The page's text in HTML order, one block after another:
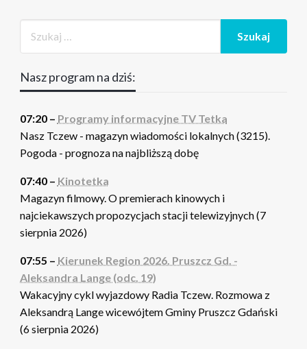
Nasz program na dziś:
07:20 – Programy informacyjne TV Tetka
Nasz Tczew - magazyn wiadomości lokalnych (3215).
Pogoda - prognoza na najbliższą dobę
07:40 – Kinotetka
Magazyn filmowy. O premierach kinowych i
najciekawszych propozycjach stacji telewizyjnych (7
sierpnia 2026)
07:55 – Kierunek Region 2026. Pruszcz Gd. -
Aleksandra Lange (odc. 19)
Wakacyjny cykl wyjazdowy Radia Tczew. Rozmowa z
Aleksandrą Lange wicewójtem Gminy Pruszcz Gdański
(6 sierpnia 2026)